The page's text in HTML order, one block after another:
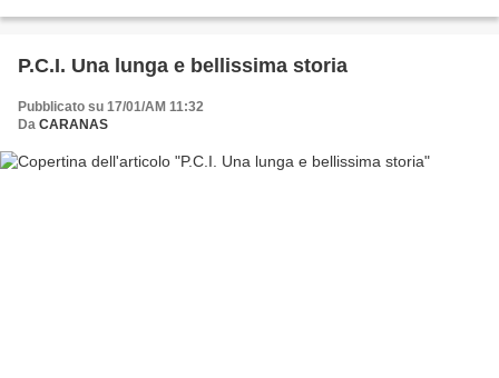
P.C.I. Una lunga e bellissima storia
Pubblicato su 17/01/AM 11:32
Da CARANAS